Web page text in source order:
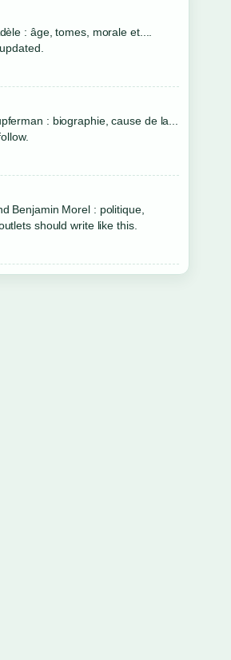
: âge, tomes, morale et....
: biographie, cause de la...
Benjamin Morel : politique,
should write like this.